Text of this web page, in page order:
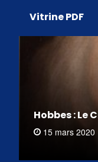
Vitrine PDF
Hobbes : Le
15 mars 2020